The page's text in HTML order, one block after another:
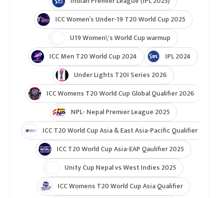
ICC Women’s Under-19 T20 World Cup 2025
U19 Women\'s World Cup warmup
ICC Men T20 World Cup 2024
IPL 2024
Under Lights T20I Series 2026
ICC Womens T20 World Cup Global Qualifier 2026
NPL- Nepal Premier League 2025
ICC T20 World Cup Asia & East Asia-Pacific Qualifier
ICC T20 World Cup Asia-EAP Qaulifier 2025
Unity Cup Nepal vs West Indies 2025
ICC Womens T20 World Cup Asia Qualifier